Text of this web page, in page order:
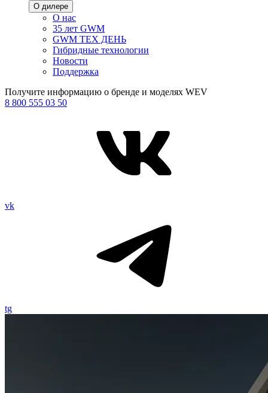
О дилере
О нас
35 лет GWM
GWM ТЕХ ДЕНЬ
Гибридные технологии
Новости
Поддержка
Получите информацию о бренде и моделях WEV
8 800 555 03 50
vk
tg